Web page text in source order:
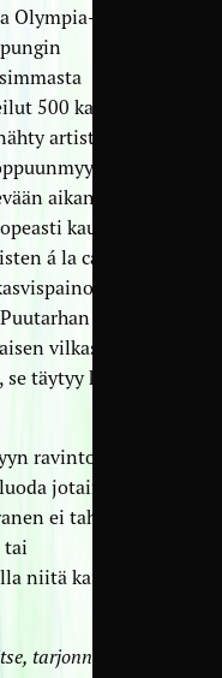
Olympia-salista,
500 katsojaa
artisteja
aikana useita.
kaupungin
á la carte -
vilkasta
täytyy kokea
ravintola-alan
jotain uutta,
ei tahdokaan
tai
niitä kaikkia, ja
tarjonnasta